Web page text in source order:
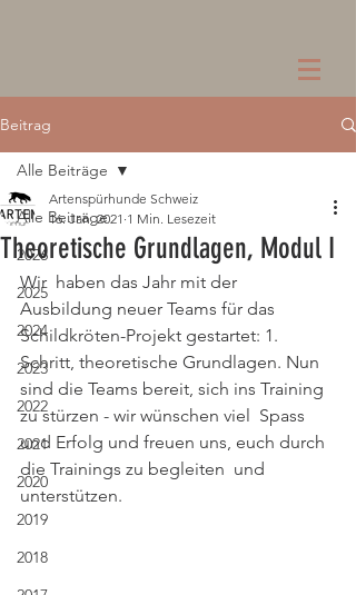
Beitrag
Alle Beiträge
2026
2025
2024
2023
2022
2021
2020
2019
2018
Alle Beiträge
Theoretische Grundlagen, Modul I
Artenspürhunde Schweiz
16. Jan. 2021 1 Min. Lesezeit
Wir  haben das Jahr mit der
Ausbildung neuer Teams für das
Schildkröten-Projekt gestartet: 1.
Schritt, theoretische Grundlagen. Nun
sind die Teams bereit, sich ins Training
zu stürzen - wir wünschen viel  Spass
und Erfolg und freuen uns, euch durch
die Trainings zu begleiten  und
unterstützen.